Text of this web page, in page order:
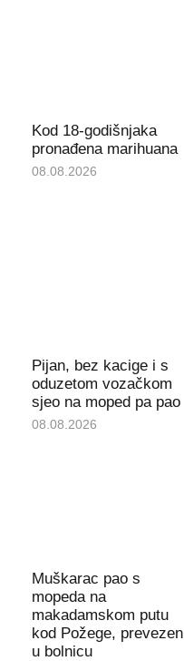
Kod 18-godišnjaka
pronađena marihuana
08.08.2026
Pijan, bez kacige i s
oduzetom vozačkom
sjeo na moped pa pao
08.08.2026
Muškarac pao s
mopeda na
makadamskom putu
kod Požege, prevezen
u bolnicu